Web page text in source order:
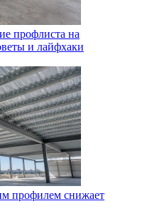
профлиста на
и лайфхаки
профилем снижает